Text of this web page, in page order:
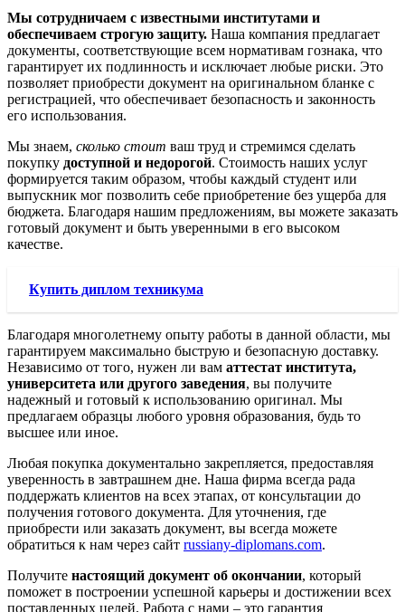
Мы сотрудничаем с известными институтами и
обеспечиваем строгую защиту. Наша компания предлагает
документы, соответствующие всем нормативам гознака, что
гарантирует их подлинность и исключает любые риски. Это
позволяет приобрести документ на оригинальном бланке с
регистрацией, что обеспечивает безопасность и законность
его использования.
Мы знаем, сколько стоит ваш труд и стремимся сделать
покупку доступной и недорогой. Стоимость наших услуг
формируется таким образом, чтобы каждый студент или
выпускник мог позволить себе приобретение без ущерба для
бюджета. Благодаря нашим предложениям, вы можете заказать
готовый документ и быть уверенными в его высоком
качестве.
Купить диплом техникума
Благодаря многолетнему опыту работы в данной области, мы
гарантируем максимально быструю и безопасную доставку.
Независимо от того, нужен ли вам аттестат института,
университета или другого заведения, вы получите
надежный и готовый к использованию оригинал. Мы
предлагаем образцы любого уровня образования, будь то
высшее или иное.
Любая покупка документально закрепляется, предоставляя
уверенность в завтрашнем дне. Наша фирма всегда рада
поддержать клиентов на всех этапах, от консультации до
получения готового документа. Для уточнения, где
приобрести или заказать документ, вы всегда можете
обратиться к нам через сайт russiany-diplomans.com.
Получите настоящий документ об окончании, который
поможет в построении успешной карьеры и достижении всех
поставленных целей. Работа с нами – это гарантия